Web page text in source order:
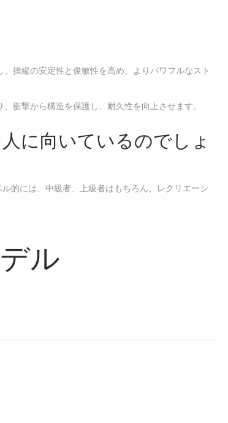
操縦の安定性と俊敏性を高め、よりパワフルなスト
衝撃から構造を保護し、耐久性を向上させます。
に向いているのでしょ
的には、中級者、上級者はもちろん、レクリエーシ
ル